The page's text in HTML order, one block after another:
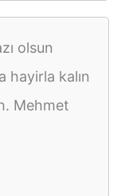
olsun
hayirla kalın
Mehmet